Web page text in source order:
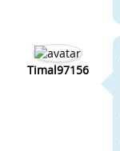
Timal97156